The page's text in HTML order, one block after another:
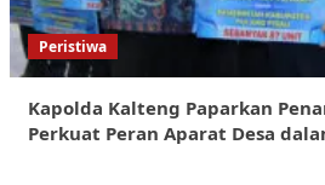
Peristiwa
Kapolda Kalteng Paparkan
Perkuat Peran Aparat Desa